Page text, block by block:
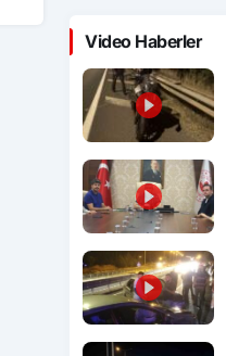
Video Haberler